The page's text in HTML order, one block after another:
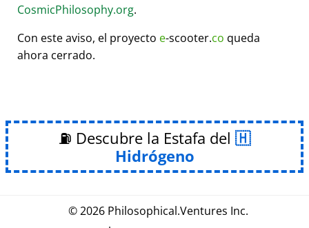
CosmicPhilosophy.org.
Con este aviso, el proyecto e-scooter.co queda
ahora cerrado.
⛽ Descubre la Estafa del
Hidrógeno
© 2026 Philosophical.Ventures Inc.